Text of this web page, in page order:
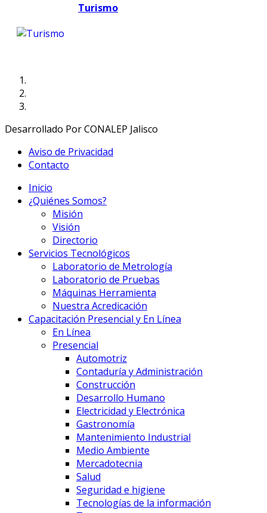
Turismo
Desarrollado Por CONALEP Jalisco
Aviso de Privacidad
Contacto
Inicio
¿Quiénes Somos?
Misión
Visión
Directorio
Servicios Tecnológicos
Laboratorio de Metrología
Laboratorio de Pruebas
Máquinas Herramienta
Nuestra Acredicación
Capacitación Presencial y En Línea
En Línea
Presencial
Automotriz
Contaduría y Administración
Construcción
Desarrollo Humano
Electricidad y Electrónica
Gastronomía
Mantenimiento Industrial
Medio Ambiente
Mercadotecnia
Salud
Seguridad e higiene
Tecnologías de la información